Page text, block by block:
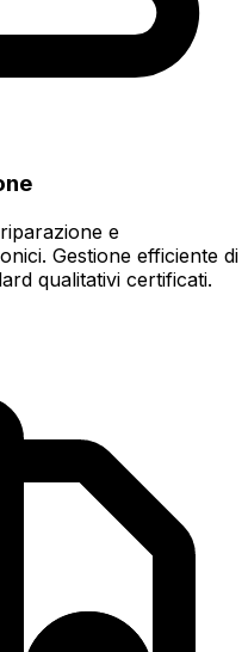
e
Gestione efficiente di
qualitativi certificati.